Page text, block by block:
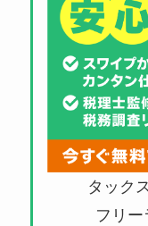
タック
フリー